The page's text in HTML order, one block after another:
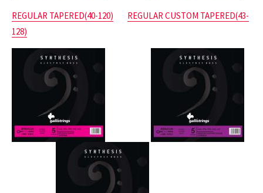
REGULAR TAPERED(40-120)
REGULAR CUSTOM TAPERED(43-
128)